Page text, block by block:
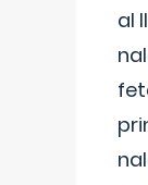
al